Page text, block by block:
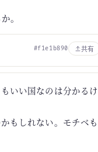
。
#f1e1b890 共有
いい国なのは分かるけ
もしれない。モチベも